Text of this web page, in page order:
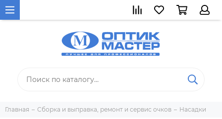
Главная Сборка и выправка, ремонт и сервис очков Насадки